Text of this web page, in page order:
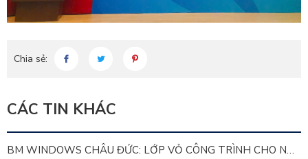
Chia sẻ:
CÁC TIN KHÁC
BM WINDOWS CHÂU ĐỨC: LỚP VỎ CÔNG TRÌNH CHO NHÀ MÁY LEED GOLD